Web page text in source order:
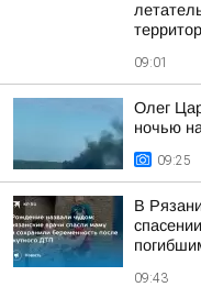
09:01
Олег
ночью
09:25
В
09:43